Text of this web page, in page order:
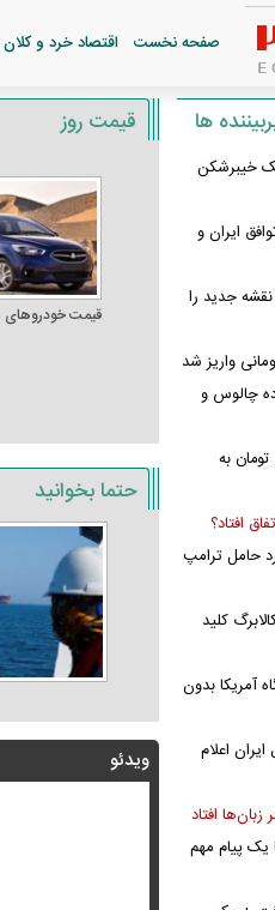
صفحه نخست اقتصاد خرد و کلان
قیمت روز
قیمت خودرو‌های
حتما بخوانید
ویدئو
ها
خیبرشکن
ایران و
جدید را
چالوس و
و ۲۵۰ هزار تومان به
افتاد؟
حامل ترامپ
کلید
آمریکا بدون
اعلام
افتاد
یک پیام مهم